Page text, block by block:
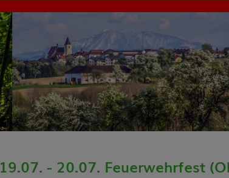
19.07. - 20.07. Feuerwehrfest